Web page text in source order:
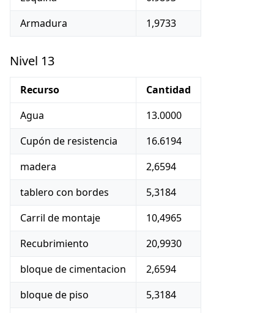
Armadura
1,9733
Nivel 13
Recurso
Cantidad
Agua
13.0000
Cupón de resistencia
16.6194
madera
2,6594
tablero con bordes
5,3184
Carril de montaje
10,4965
Recubrimiento
20,9930
bloque de cimentacion
2,6594
bloque de piso
5,3184